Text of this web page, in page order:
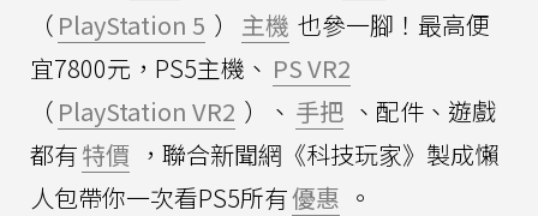
（ PlayStation 5 ） 主機 也參一腳！最高便
宜7800元，PS5主機、 PS VR2
（ PlayStation VR2 ）、 手把 、配件、遊戲
都有特價 ，聯合新聞網《科技玩家》製成懶
人包帶你一次看PS5所有優惠 。